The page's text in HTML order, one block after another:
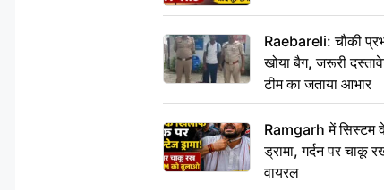
Raebareli: चौकी
खोया बैग, जरूरी
टीम का जताया आभार
Ramgarh में सिस्टम
ड्रामा, गर्दन पर
वायरल